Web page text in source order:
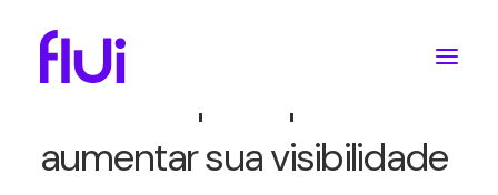
25/05/2023
Guia completo para
aumentar sua visibilidade